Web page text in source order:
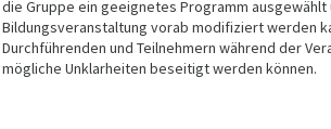
die Gruppe ein geeignetes Programm
Bildungsveranstaltung vorab modifiziert werden
Durchführenden und Teilnehmern während der
mögliche Unklarheiten beseitigt werden können.